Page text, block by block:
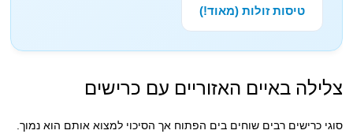
טיסות זולות (מאוד!)
צלילה באיים האזוריים עם כרישים
סוגי כרישים רבים שוחים בים הפתוח אך הסיכוי למצוא אותם הוא נמוך.